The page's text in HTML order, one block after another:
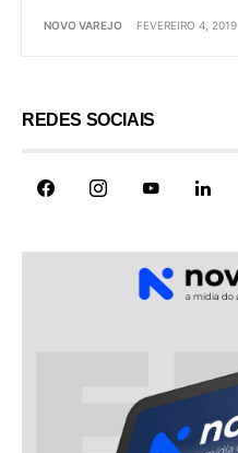
NOVO VAREJO FEVEREIRO 4, 2019
REDES SOCIAIS